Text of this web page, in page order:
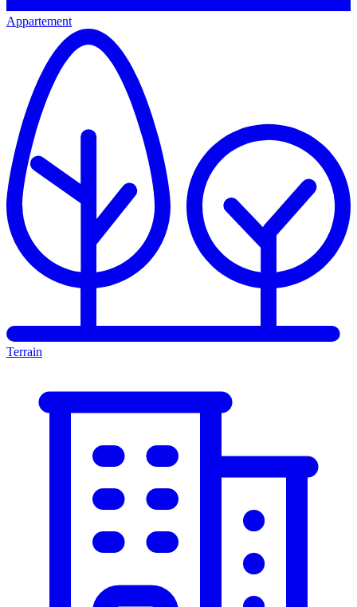
Appartement
Terrain